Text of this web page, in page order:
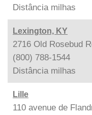
Distância milhas
Lexington, KY
2716 Old Rosebud
(800) 788-1544
Distância milhas
Lille
110 avenue de